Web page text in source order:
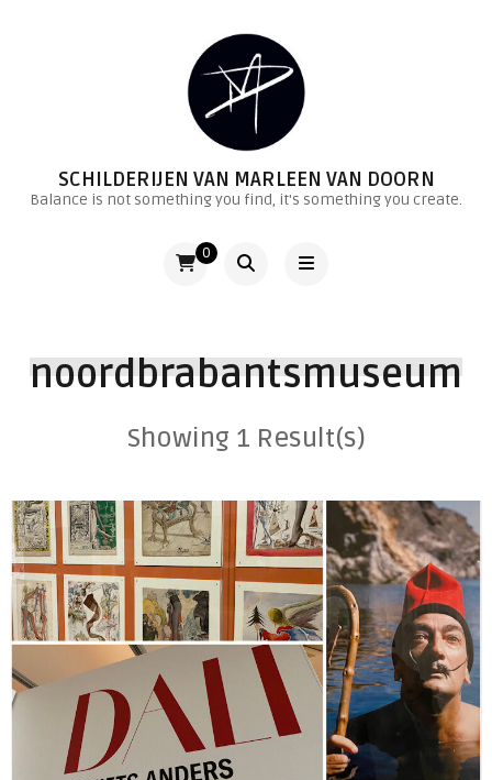
SCHILDERIJEN VAN MARLEEN VAN DOORN
Balance is not something you find, it's something you create.
0
noordbrabantsmuseum
Showing 1 Result(s)